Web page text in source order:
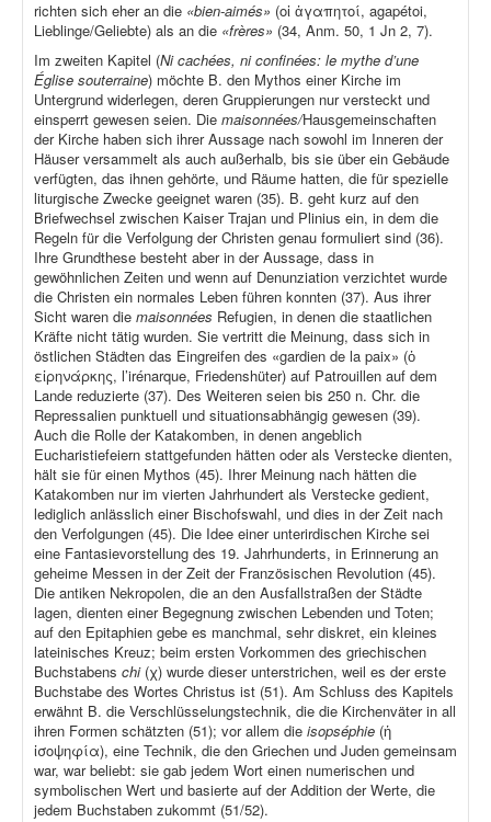
richten sich eher an die «bien-aimés» (οἱ ἀγαπητοί, agapétoi,
Lieblinge/Geliebte) als an die «frères» (34, Anm. 50, 1 Jn 2, 7).
Im zweiten Kapitel (Ni cachées, ni confinées: le mythe d’une
Église souterraine) möchte B. den Mythos einer Kirche im
Untergrund widerlegen, deren Gruppierungen nur versteckt und
einsperrt gewesen seien. Die maisonnées/Hausgemeinschaften
der Kirche haben sich ihrer Aussage nach sowohl im Inneren der
Häuser versammelt als auch außerhalb, bis sie über ein Gebäude
verfügten, das ihnen gehörte, und Räume hatten, die für spezielle
liturgische Zwecke geeignet waren (35). B. geht kurz auf den
Briefwechsel zwischen Kaiser Trajan und Plinius ein, in dem die
Regeln für die Verfolgung der Christen genau formuliert sind (36).
Ihre Grundthese besteht aber in der Aussage, dass in
gewöhnlichen Zeiten und wenn auf Denunziation verzichtet wurde
die Christen ein normales Leben führen konnten (37). Aus ihrer
Sicht waren die maisonnées Refugien, in denen die staatlichen
Kräfte nicht tätig wurden. Sie vertritt die Meinung, dass sich in
östlichen Städten das Eingreifen des «gardien de la paix» (ὁ
εἰρηνάρκης, l’irénarque, Friedenshüter) auf Patrouillen auf dem
Lande reduzierte (37). Des Weiteren seien bis 250 n. Chr. die
Repressalien punktuell und situationsabhängig gewesen (39).
Auch die Rolle der Katakomben, in denen angeblich
Eucharistiefeiern stattgefunden hätten oder als Verstecke dienten,
hält sie für einen Mythos (45). Ihrer Meinung nach hätten die
Katakomben nur im vierten Jahrhundert als Verstecke gedient,
lediglich anlässlich einer Bischofswahl, und dies in der Zeit nach
den Verfolgungen (45). Die Idee einer unterirdischen Kirche sei
eine Fantasievorstellung des 19. Jahrhunderts, in Erinnerung an
geheime Messen in der Zeit der Französischen Revolution (45).
Die antiken Nekropolen, die an den Ausfallstraßen der Städte
lagen, dienten einer Begegnung zwischen Lebenden und Toten;
auf den Epitaphien gebe es manchmal, sehr diskret, ein kleines
lateinisches Kreuz; beim ersten Vorkommen des griechischen
Buchstabens chi (χ) wurde dieser unterstrichen, weil es der erste
Buchstabe des Wortes Christus ist (51). Am Schluss des Kapitels
erwähnt B. die Verschlüsselungstechnik, die die Kirchenväter in all
ihren Formen schätzten (51); vor allem die isopséphie (ἡ
ἰσοψηφία), eine Technik, die den Griechen und Juden gemeinsam
war, war beliebt: sie gab jedem Wort einen numerischen und
symbolischen Wert und basierte auf der Addition der Werte, die
jedem Buchstaben zukommt (51/52).